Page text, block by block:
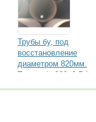
Трубы бу, под
восстановление
диаметром 820мм.
Труба б/у 820х9 РФ